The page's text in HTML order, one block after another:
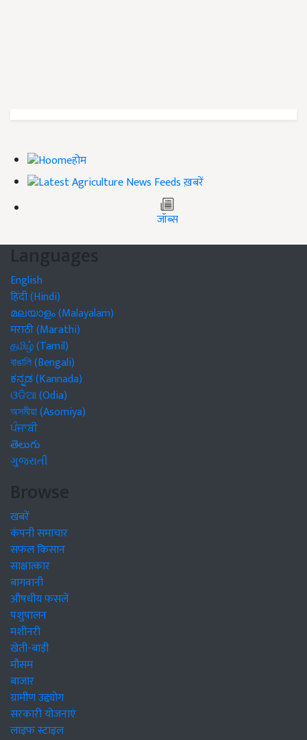
होम
ख़बरें
जॉब्स
Languages
English
हिंदी (Hindi)
മലയാളം (Malayalam)
मराठी (Marathi)
தமிழ் (Tamil)
বাঙালি (Bengali)
ಕನ್ನಡ (Kannada)
ଓଡିଆ (Odia)
অসমীয়া (Asomiya)
ਪੰਜਾਬੀ
తెలుగు
ગુજરાતી
Browse
खबरें
कंपनी समाचार
सफल किसान
साक्षात्कार
बागवानी
औषधीय फसलें
पशुपालन
मशीनरी
खेती-बाड़ी
मौसम
बाजार
ग्रामीण उद्द्योग
सरकारी योजनाएं
लाइफ स्टाइल